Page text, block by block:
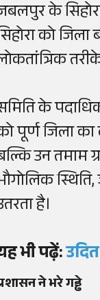
के
को
के
पूर्ण जिला
उन तमाम
है।
भी पढ़ें:
ने भरे गड्ढे